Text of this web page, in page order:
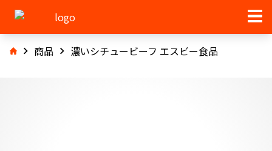
商品 濃いシチュービーフ エスビー食品